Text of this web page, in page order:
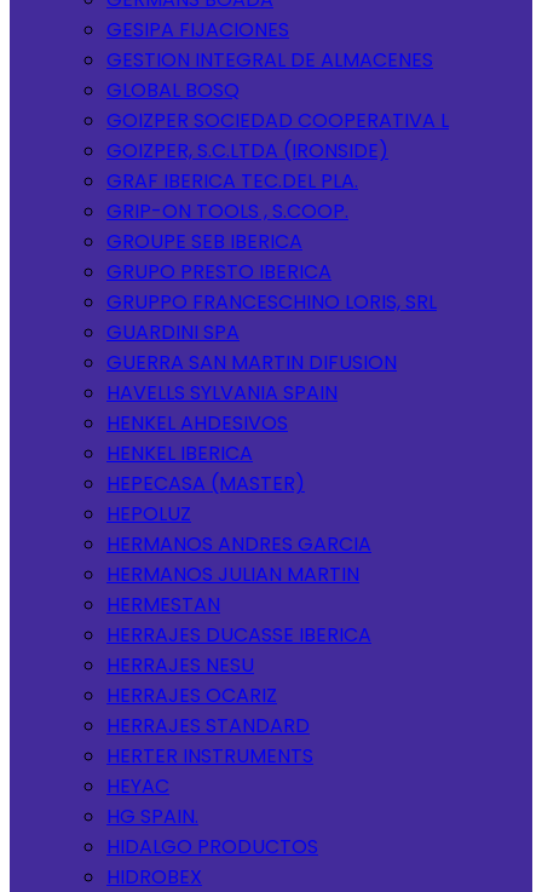
GESIPA FIJACIONES
GESTION INTEGRAL DE ALMACENES
GLOBAL BOSQ
GOIZPER SOCIEDAD COOPERATIVA L
GOIZPER, S.C.LTDA (IRONSIDE)
GRAF IBERICA TEC.DEL PLA.
GRIP-ON TOOLS , S.COOP.
GROUPE SEB IBERICA
GRUPO PRESTO IBERICA
GRUPPO FRANCESCHINO LORIS, SRL
GUARDINI SPA
GUERRA SAN MARTIN DIFUSION
HAVELLS SYLVANIA SPAIN
HENKEL AHDESIVOS
HENKEL IBERICA
HEPECASA (MASTER)
HEPOLUZ
HERMANOS ANDRES GARCIA
HERMANOS JULIAN MARTIN
HERMESTAN
HERRAJES DUCASSE IBERICA
HERRAJES NESU
HERRAJES OCARIZ
HERRAJES STANDARD
HERTER INSTRUMENTS
HEYAC
HG SPAIN.
HIDALGO PRODUCTOS
HIDROBEX